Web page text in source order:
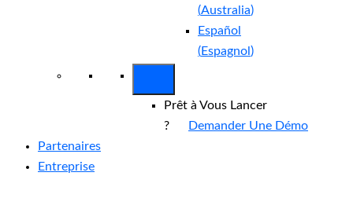
(Australia)
Español
(Espagnol )
Prêt à Vous Lancer
?
Demander Une Démo
Partenaires
Entreprise